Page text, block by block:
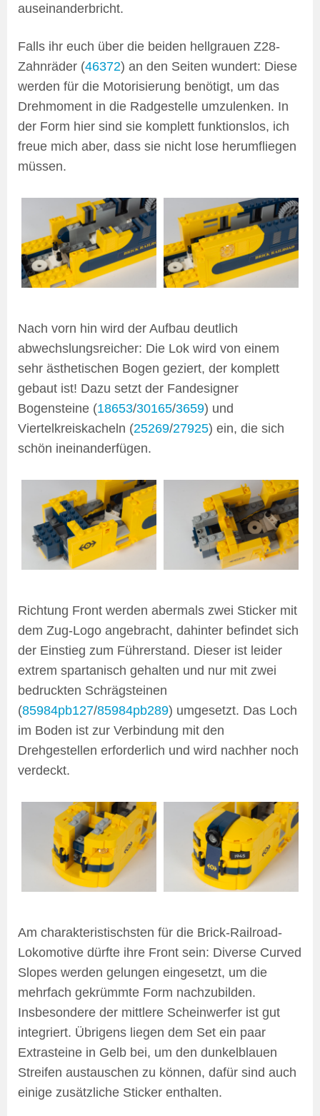
auseinanderbricht.
Falls ihr euch über die beiden hellgrauen Z28-
Zahnräder (46372) an den Seiten wundert: Diese
werden für die Motorisierung benötigt, um das
Drehmoment in die Radgestelle umzulenken. In
der Form hier sind sie komplett funktionslos, ich
freue mich aber, dass sie nicht lose herumfliegen
müssen.
Nach vorn hin wird der Aufbau deutlich
abwechslungsreicher: Die Lok wird von einem
sehr ästhetischen Bogen geziert, der komplett
gebaut ist! Dazu setzt der Fandesigner
Bogensteine (18653/30165/3659) und
Viertelkreiskacheln (25269/27925) ein, die sich
schön ineinanderfügen.
Richtung Front werden abermals zwei Sticker mit
dem Zug-Logo angebracht, dahinter befindet sich
der Einstieg zum Führerstand. Dieser ist leider
extrem spartanisch gehalten und nur mit zwei
bedruckten Schrägsteinen
(85984pb127/85984pb289) umgesetzt. Das Loch
im Boden ist zur Verbindung mit den
Drehgestellen erforderlich und wird nachher noch
verdeckt.
Am charakteristischsten für die Brick-Railroad-
Lokomotive dürfte ihre Front sein: Diverse Curved
Slopes werden gelungen eingesetzt, um die
mehrfach gekrümmte Form nachzubilden.
Insbesondere der mittlere Scheinwerfer ist gut
integriert. Übrigens liegen dem Set ein paar
Extrasteine in Gelb bei, um den dunkelblauen
Streifen austauschen zu können, dafür sind auch
einige zusätzliche Sticker enthalten.